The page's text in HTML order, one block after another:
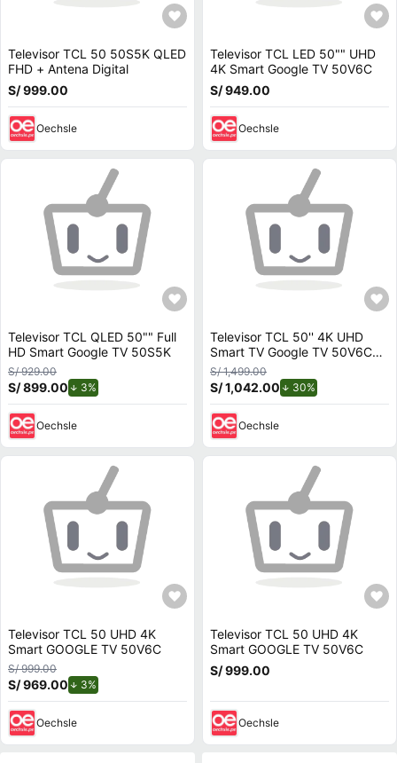
Televisor TCL 50 50S5K QLED
FHD + Antena Digital
S/ 999.00
Oechsle
Televisor TCL LED 50"" UHD
4K Smart Google TV 50V6C
S/ 949.00
Oechsle
Televisor TCL QLED 50"" Full
HD Smart Google TV 50S5K
S/ 929.00
S/ 899.00 3%
Oechsle
Televisor TCL 50'' 4K UHD
Smart TV Google TV 50V6C
con Antena Digital
S/ 1,499.00
S/ 1,042.00 30%
Oechsle
Televisor TCL 50 UHD 4K
Smart GOOGLE TV 50V6C
S/ 999.00
S/ 969.00 3%
Oechsle
Televisor TCL 50 UHD 4K
Smart GOOGLE TV 50V6C
S/ 999.00
Oechsle